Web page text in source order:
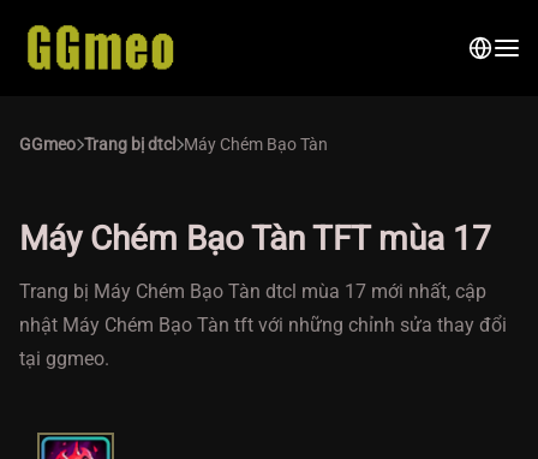
GGmeo Trang bị dtcl Máy Chém Bạo Tàn
Máy Chém Bạo Tàn TFT mùa 17
Trang bị Máy Chém Bạo Tàn dtcl mùa 17 mới nhất, cập
nhật Máy Chém Bạo Tàn tft với những chỉnh sửa thay đổi
tại ggmeo.